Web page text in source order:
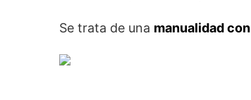
Se trata de una manualidad